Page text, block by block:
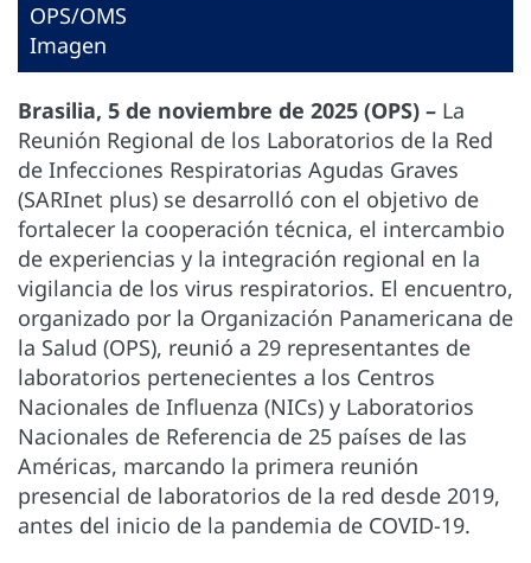
OPS/OMS
Imagen
Brasilia, 5 de noviembre de 2025 (OPS) – La
Reunión Regional de los Laboratorios de la Red
de Infecciones Respiratorias Agudas Graves
(SARInet plus) se desarrolló con el objetivo de
fortalecer la cooperación técnica, el intercambio
de experiencias y la integración regional en la
vigilancia de los virus respiratorios. El encuentro,
organizado por la Organización Panamericana de
la Salud (OPS), reunió a 29 representantes de
laboratorios pertenecientes a los Centros
Nacionales de Influenza (NICs) y Laboratorios
Nacionales de Referencia de 25 países de las
Américas, marcando la primera reunión
presencial de laboratorios de la red desde 2019,
antes del inicio de la pandemia de COVID-19.